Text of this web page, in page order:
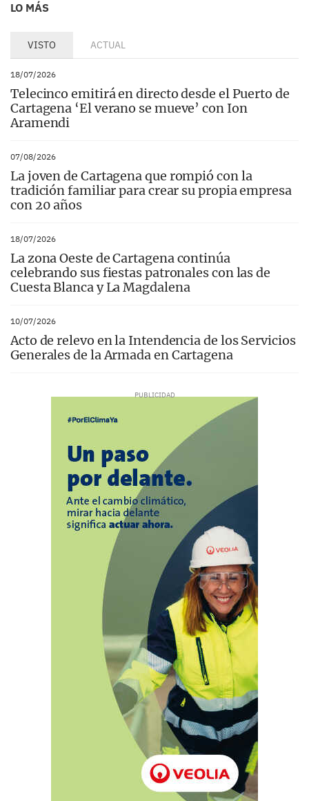
LO MÁS
VISTO ACTUAL
18/07/2026
Telecinco emitirá en directo desde el Puerto de
Cartagena ‘El verano se mueve’ con Ion
Aramendi
07/08/2026
La joven de Cartagena que rompió con la
tradición familiar para crear su propia empresa
con 20 años
18/07/2026
La zona Oeste de Cartagena continúa
celebrando sus fiestas patronales con las de
Cuesta Blanca y La Magdalena
10/07/2026
Acto de relevo en la Intendencia de los Servicios
Generales de la Armada en Cartagena